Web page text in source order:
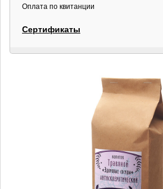
Оплата по квитанции
Сертификаты